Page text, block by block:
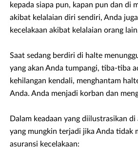
kepada siapa pun, kapan pun dan di
akibat kelalaian diri sendiri, Anda
kecelakaan akibat kelalaian orang
Saat sedang berdiri di halte
yang akan Anda tumpangi, tiba-tiba
kehilangan kendali, menghantam
Anda. Anda menjadi korban dan
Dalam keadaan yang diilustrasikan
yang mungkin terjadi jika Anda tidak
asuransi kecelakaan: